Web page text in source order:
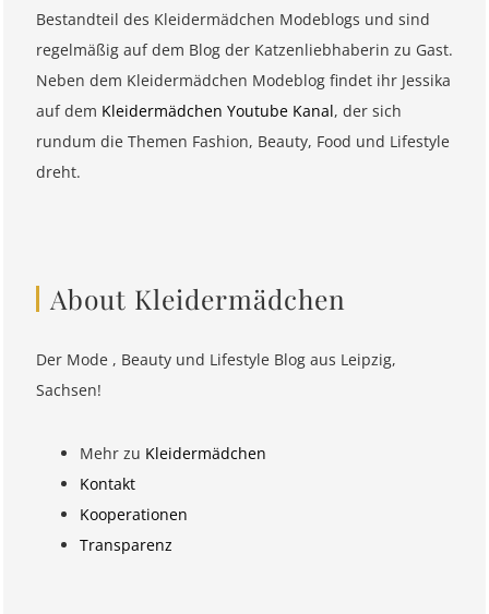
Bestandteil des Kleidermädchen Modeblogs und sind
regelmäßig auf dem Blog der Katzenliebhaberin zu Gast.
Neben dem Kleidermädchen Modeblog findet ihr Jessika
auf dem Kleidermädchen Youtube Kanal, der sich
rundum die Themen Fashion, Beauty, Food und Lifestyle
dreht.
About Kleidermädchen
Der Mode , Beauty und Lifestyle Blog aus Leipzig,
Sachsen!
Mehr zu Kleidermädchen
Kontakt
Kooperationen
Transparenz